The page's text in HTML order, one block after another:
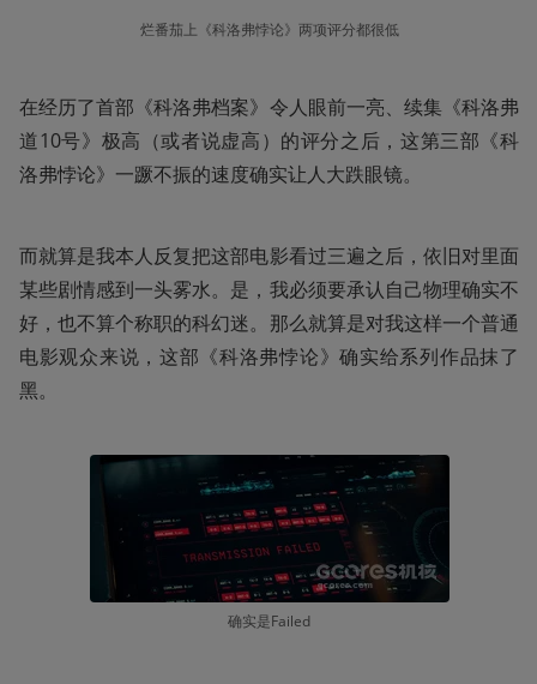
烂番茄上《科洛弗悖论》两项评分都很低
在经历了首部《科洛弗档案》令人眼前一亮、续集《科洛弗
道10号》极高（或者说虚高）的评分之后，这第三部《科
洛弗悖论》一蹶不振的速度确实让人大跌眼镜。
而就算是我本人反复把这部电影看过三遍之后，依旧对里面
某些剧情感到一头雾水。是，我必须要承认自己物理确实不
好，也不算个称职的科幻迷。那么就算是对我这样一个普通
电影观众来说，这部《科洛弗悖论》确实给系列作品抹了
黑。
确实是Failed